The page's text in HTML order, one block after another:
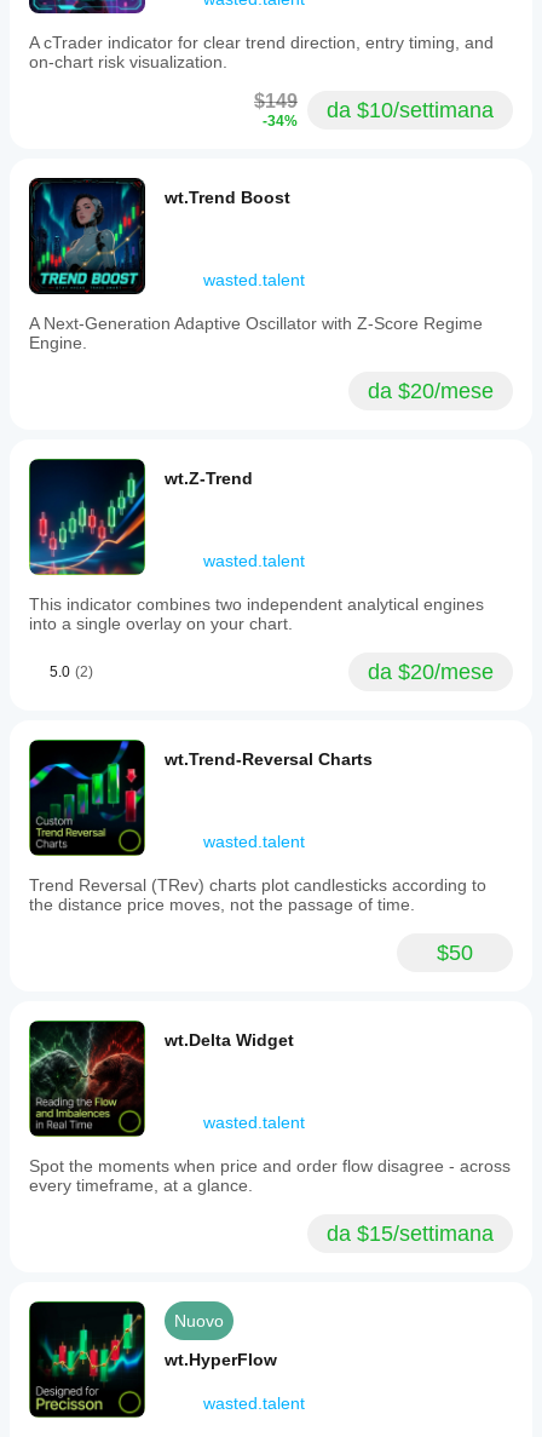
A cTrader indicator for clear trend direction, entry timing, and
on-chart risk visualization.
$149
-34% da $10/settimana
wt.Trend Boost
wasted.talent
A Next-Generation Adaptive Oscillator with Z-Score Regime
Engine.
da $20/mese
wt.Z-Trend
wasted.talent
This indicator combines two independent analytical engines
into a single overlay on your chart.
5.0 (2) da $20/mese
wt.Trend-Reversal Charts
wasted.talent
Trend Reversal (TRev) charts plot candlesticks according to
the distance price moves, not the passage of time.
$50
wt.Delta Widget
wasted.talent
Spot the moments when price and order flow disagree - across
every timeframe, at a glance.
da $15/settimana
Nuovo
wt.HyperFlow
wasted.talent